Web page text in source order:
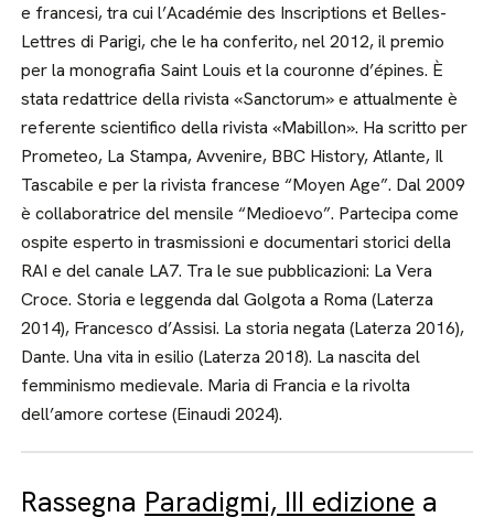
e francesi, tra cui l’Académie des Inscriptions et Belles-
Lettres di Parigi, che le ha conferito, nel 2012, il premio
per la monografia Saint Louis et la couronne d’épines. È
stata redattrice della rivista «Sanctorum» e attualmente è
referente scientifico della rivista «Mabillon». Ha scritto per
Prometeo, La Stampa, Avvenire, BBC History, Atlante, Il
Tascabile e per la rivista francese “Moyen Age”. Dal 2009
è collaboratrice del mensile “Medioevo”. Partecipa come
ospite esperto in trasmissioni e documentari storici della
RAI e del canale LA7. Tra le sue pubblicazioni: La Vera
Croce. Storia e leggenda dal Golgota a Roma (Laterza
2014), Francesco d’Assisi. La storia negata (Laterza 2016),
Dante. Una vita in esilio (Laterza 2018). La nascita del
femminismo medievale. Maria di Francia e la rivolta
dell’amore cortese (Einaudi 2024).
Rassegna Paradigmi, III edizione a